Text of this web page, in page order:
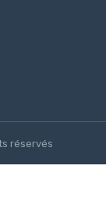
réservés